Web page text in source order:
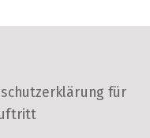
für